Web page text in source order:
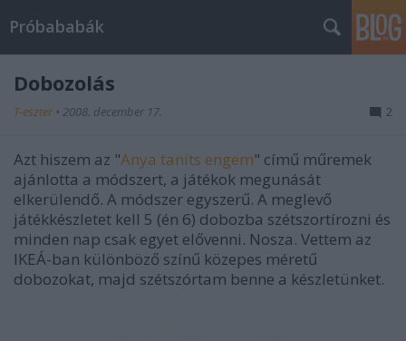
Próbababák
Dobozolás
T-eszter • 2008. december 17. 2
Azt hiszem az "Anya taníts engem" című műremek
ajánlotta a módszert, a játékok megunását
elkerülendő. A módszer egyszerű. A meglevő
játékkészletet kell 5 (én 6) dobozba szétszortírozni és
minden nap csak egyet elővenni. Nosza. Vettem az
IKEÁ-ban különböző színű közepes méretű
dobozokat, majd szétszórtam benne a készletünket.